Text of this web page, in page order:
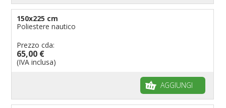
150x225 cm
Poliestere nautico
Prezzo cda:
65,00 €
(IVA inclusa)
AGGIUNGI